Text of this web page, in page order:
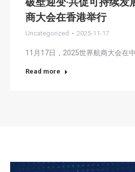
商大会在香港举行
Uncategorized 2025-11-17
11月17日，2025世界航商大会在
Read more